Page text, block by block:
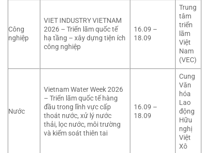
Công
nghiệp
VIET INDUSTRY VIETNAM
2026 – Triển lãm quốc tế
hạ tầng – xây dựng tiện ích
công nghiệp
16.09 –
18.09
Trung
tâm
triển
lãm
Việt
Nam
(VEC)
Nước
Vietnam Water Week 2026
– Triển lãm quốc tế hàng
đầu trong lĩnh vực cấp
thoát nước, xử lý nước
thải, lọc nước, môi trường
và kiểm soát thiên tai
16.09 –
18.09
Cung
Văn
hóa
Lao
động
Hữu
nghị
Việt
Xô